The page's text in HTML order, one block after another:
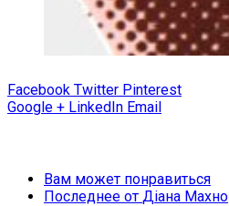
Facebook Twitter Pinterest
Google + LinkedIn Email
Вам может понравиться
Последнее от Діана Махно